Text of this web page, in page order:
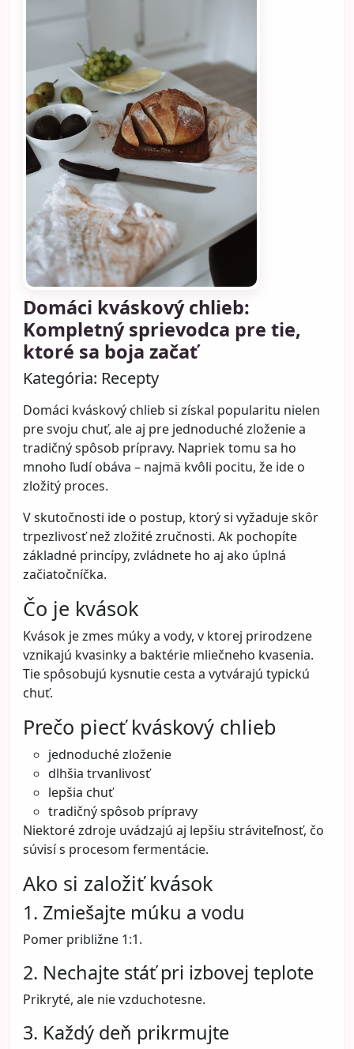
Domáci kváskový chlieb:
Kompletný sprievodca pre tie,
ktoré sa boja začať
Kategória: Recepty
Domáci kváskový chlieb si získal popularitu nielen
pre svoju chuť, ale aj pre jednoduché zloženie a
tradičný spôsob prípravy. Napriek tomu sa ho
mnoho ľudí obáva – najmä kvôli pocitu, že ide o
zložitý proces.
V skutočnosti ide o postup, ktorý si vyžaduje skôr
trpezlivosť než zložité zručnosti. Ak pochopíte
základné princípy, zvládnete ho aj ako úplná
začiatočníčka.
Čo je kvások
Kvások je zmes múky a vody, v ktorej prirodzene
vznikajú kvasinky a baktérie mliečneho kvasenia.
Tie spôsobujú kysnutie cesta a vytvárajú typickú
chuť.
Prečo piecť kváskový chlieb
jednoduché zloženie
dlhšia trvanlivosť
lepšia chuť
tradičný spôsob prípravy
Niektoré zdroje uvádzajú aj lepšiu stráviteľnosť, čo
súvisí s procesom fermentácie.
Ako si založiť kvások
1. Zmiešajte múku a vodu
Pomer približne 1:1.
2. Nechajte stáť pri izbovej teplote
Prikryté, ale nie vzduchotesne.
3. Každý deň prikrmujte